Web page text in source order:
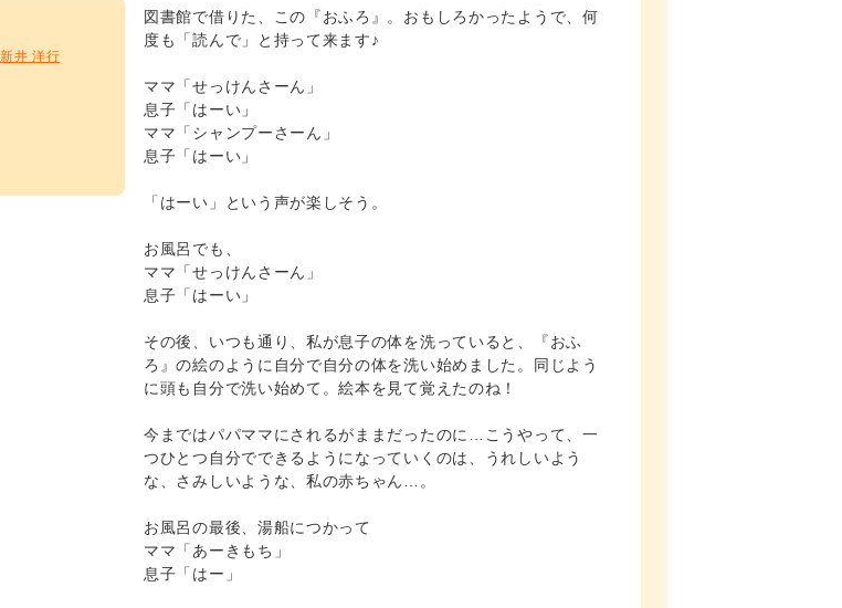
新井 洋行
図書館で借りた、この『おふろ』。おもしろかったようで、何
度も「読んで」と持って来ます♪
ママ「せっけんさーん」
息子「はーい」
ママ「シャンプーさーん」
息子「はーい」
「はーい」という声が楽しそう。
お風呂でも、
ママ「せっけんさーん」
息子「はーい」
その後、いつも通り、私が息子の体を洗っていると、『おふ
ろ』の絵のように自分で自分の体を洗い始めました。同じよう
に頭も自分で洗い始めて。絵本を見て覚えたのね！
今まではパパママにされるがままだったのに…こうやって、一
つひとつ自分でできるようになっていくのは、うれしいよう
な、さみしいような、私の赤ちゃん…。
お風呂の最後、湯船につかって
ママ「あーきもち」
息子「はー」